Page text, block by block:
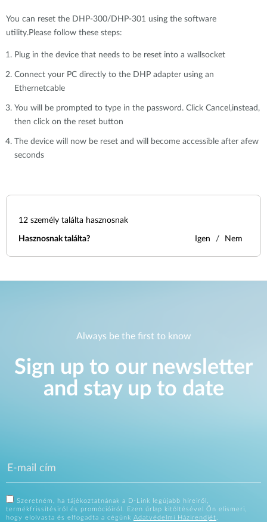
You can reset the DHP-300/DHP-301 using the software
utility.Please follow these steps:
Plug in the device that needs to be reset into a wallsocket
Connect your PC directly to the DHP adapter using an
Ethernetcable
You will be prompted to type in the password. Click Cancel,instead,
then click on the reset button
The device will now be reset and will become accessible after afew
seconds
12 személy találta hasznosnak
Hasznosnak találta? Igen Nem
Always be the first to know
Sign up to our newsletter
and stay up to date
Szeretném, ha tájékoztatnának a D-Link legújabb híreiről,
termékfrissítésiről és promócióiról. Ezen űrlap kitöltésével Ön elismeri,
hogy elolvasta és elfogadta a cégünk Adatvédelmi Házirendjét.